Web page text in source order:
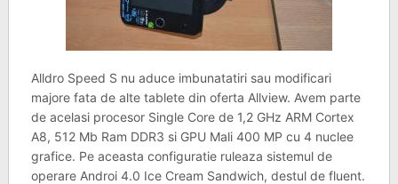
Alldro Speed S nu aduce imbunatatiri sau modificari
majore fata de alte tablete din oferta Allview. Avem parte
de acelasi procesor Single Core de 1,2 GHz ARM Cortex
A8, 512 Mb Ram DDR3 si GPU Mali 400 MP cu 4 nuclee
grafice. Pe aceasta configuratie ruleaza sistemul de
operare Androi 4.0 Ice Cream Sandwich, destul de fluent.